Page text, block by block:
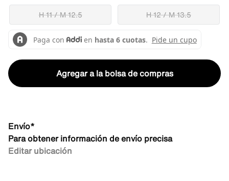
H 11 / M 12.5 H 12 / M 13.5
Agregar a la bolsa de compras
Envío*
Para obtener información de envío precisa
Editar ubicación